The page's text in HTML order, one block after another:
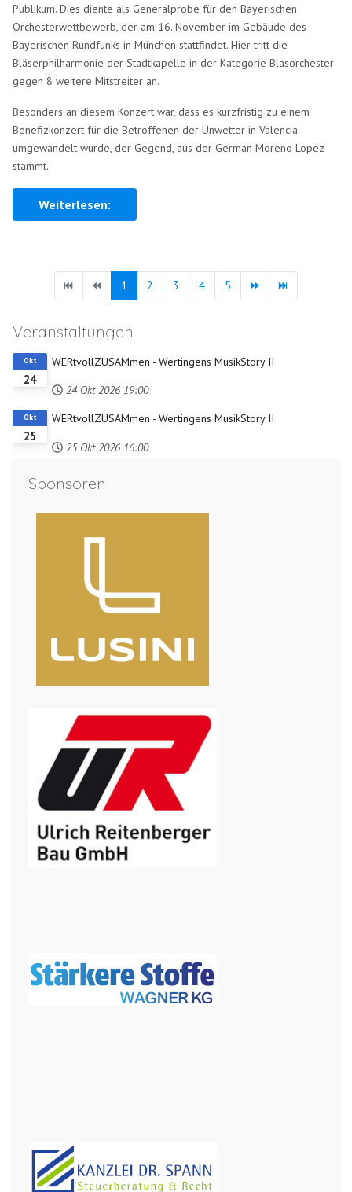
Publikum. Dies diente als Generalprobe für den Bayerischen
Orchesterwettbewerb, der am 16. November im Gebäude des
Bayerischen Rundfunks in München stattfindet. Hier tritt die
Bläserphilharmonie der Stadtkapelle in der Kategorie Blasorchester
gegen 8 weitere Mitstreiter an.
Besonders an diesem Konzert war, dass es kurzfristig zu einem
Benefizkonzert für die Betroffenen der Unwetter in Valencia
umgewandelt wurde, der Gegend, aus der German Moreno Lopez
stammt.
Weiterlesen:
1 2 3 4 5
Veranstaltungen
24
Okt WERtvollZUSAMmen - Wertingens MusikStory II
24 Okt 2026 19:00
25
Okt WERtvollZUSAMmen - Wertingens MusikStory II
25 Okt 2026 16:00
Sponsoren